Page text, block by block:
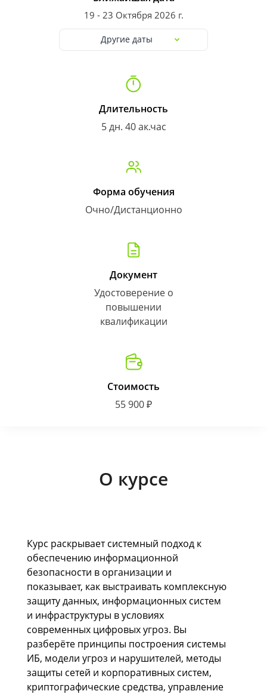
19 - 23 Октября 2026 г.
Другие даты
Длительность
5 дн. 40 ак.час
Форма обучения
Очно/Дистанционно
Документ
Удостоверение о
повышении
квалификации
Стоимость
55 900 ₽
О курсе
Курс раскрывает системный подход к
обеспечению информационной
безопасности в организации и
показывает, как выстраивать комплексную
защиту данных, информационных систем
и инфраструктуры в условиях
современных цифровых угроз. Вы
разберёте принципы построения системы
ИБ, модели угроз и нарушителей, методы
защиты сетей и корпоративных систем,
криптографические средства, управление